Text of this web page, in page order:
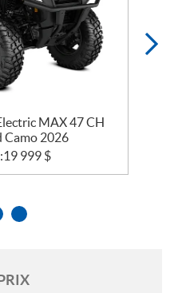
MAX 47 CH
Camo 2026
19 999 $